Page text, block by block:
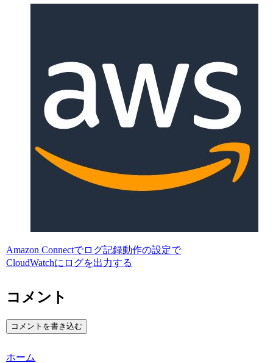
Amazon Connectでログ記録動作の設定で
CloudWatchにログを出力する
コメント
コメントを書き込む
ホーム